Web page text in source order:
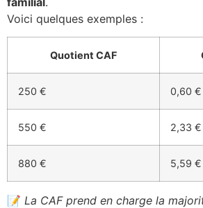
Voici quelques exemples :
Quotient CAF
250 € 0,60 €
550 € 2,33 €
880 € 5,59 €
📝 La CAF prend en charge la